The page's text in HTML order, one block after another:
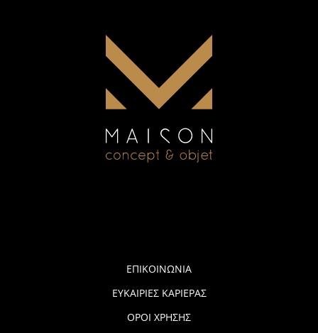
ΕΠΙΚΟΙΝΩΝΙΑ
ΕΥΚΑΙΡΙΕΣ ΚΑΡΙΕΡΑΣ
ΟΡΟΙ ΧΡΗΣΗΣ